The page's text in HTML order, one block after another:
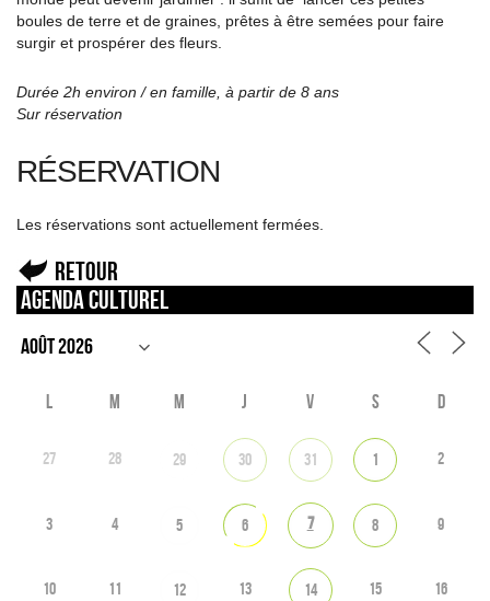
boules de terre et de graines, prêtes à être semées pour faire
surgir et prospérer des fleurs.
Durée 2h environ / en famille, à partir de 8 ans
Sur réservation
RÉSERVATION
Les réservations sont actuellement fermées.
Retour
Agenda culturel
L M M J V S D
27 28 29 30 31 1 2
3 4 5 6 7 8 9
10 11 12 13 14 15 16